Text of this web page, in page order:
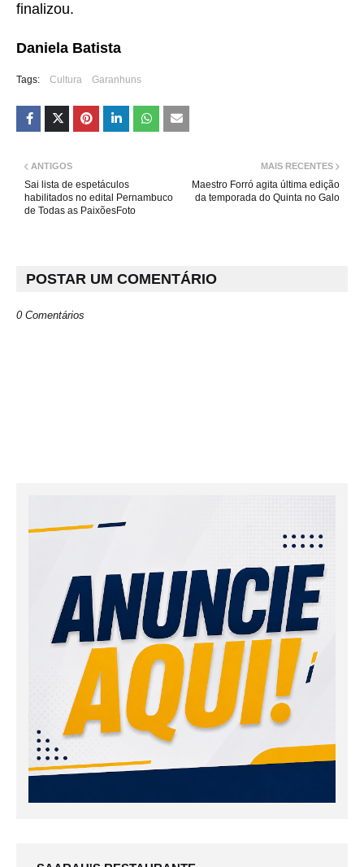
finalizou.
Daniela Batista
Tags: Cultura Garanhuns
MAIS RECENTES
Maestro Forró agita última edição
da temporada do Quinta no Galo
ANTIGOS
Sai lista de espetáculos
habilitados no edital Pernambuco
de Todas as PaixõesFoto
POSTAR UM COMENTÁRIO
0 Comentários